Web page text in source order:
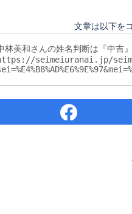
文章は以下を